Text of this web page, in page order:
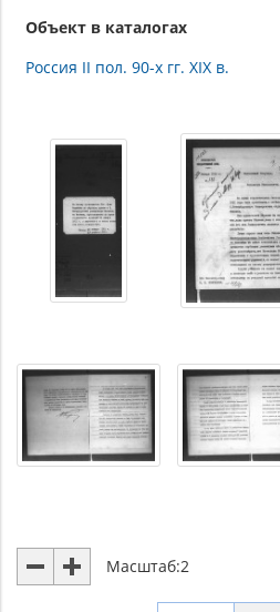
Объект в каталогах
Россия II пол. 90-х гг. XIX в.
Масштаб:2